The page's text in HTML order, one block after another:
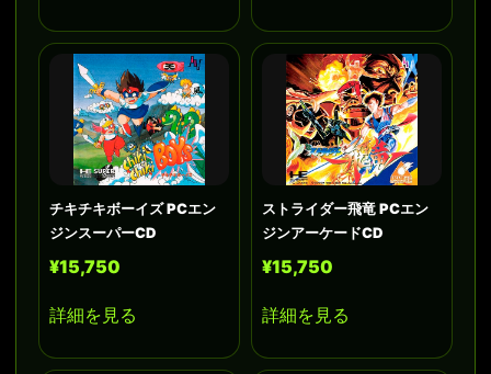
チキチキボーイズ PCエン
ジンスーパーCD
¥15,750
詳細を見る
ストライダー飛竜 PCエン
ジンアーケードCD
¥15,750
詳細を見る